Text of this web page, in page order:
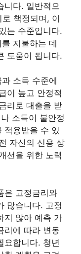
니다. 일반적으
책정되며, 이
는 수준입니다.
지불하는 데
도움이 됩니다.
소득 수준에
이 높고 안정적
리로 대출을 받
소득이 불안정
적용받을 수 있
자신의 신용 상
선을 위한 노력
은 고정금리와
많습니다. 고정
지 않아 예측 가
리에 따라 변동
요합니다. 청년